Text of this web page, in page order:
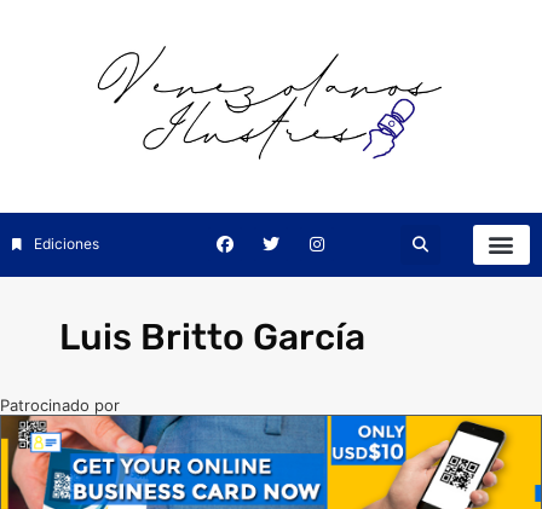
Ediciones
Luis Britto García
Patrocinado por